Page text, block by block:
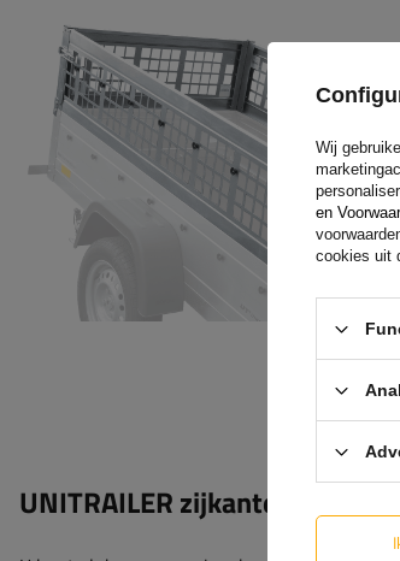
UNITRAILER zijkanten van de
Wij
en
cookies uit